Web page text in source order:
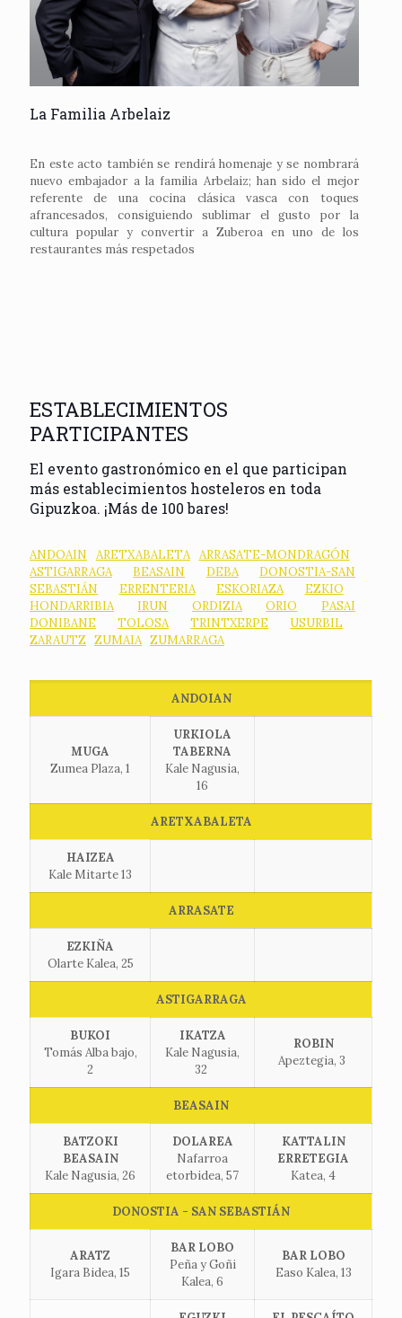
La Familia Arbelaiz
En este acto también se rendirá homenaje y se nombrará
nuevo embajador a la familia Arbelaiz; han sido el mejor
referente de una cocina clásica vasca con toques
afrancesados, consiguiendo sublimar el gusto por la
cultura popular y convertir a Zuberoa en uno de los
restaurantes más respetados
ESTABLECIMIENTOS
PARTICIPANTES
El evento gastronómico en el que participan
más establecimientos hosteleros en toda
Gipuzkoa. ¡Más de 100 bares!
ANDOAIN ARETXABALETA· ARRASATE-MONDRAGÓN
ASTIGARRAGA· BEASAIN DEBA· DONOSTIA-SAN
SEBASTIÁN
ERRENTERIA· ESKORIAZA· EZKIO
HONDARRIBIA· IRUN ORDIZIA·ORIO
PASAI
DONIBANE ·TOLOSA·TRINTXERPE USURBIL
ZARAUTZ ZUMAIA· ZUMARRAGA
ANDOIAN
MUGA
Zumea Plaza, 1
URKIOLA
TABERNA
Kale Nagusia,
16
ARETXABALETA
HAIZEA
Kale Mitarte 13
ARRASATE
EZKIÑA
Olarte Kalea, 25
ASTIGARRAGA
BUKOI
Tomás Alba bajo,
2
IKATZA
Kale Nagusia,
32
ROBIN
Apeztegia, 3
BEASAIN
BATZOKI
BEASAIN
Kale Nagusia, 26
DOLAREA
Nafarroa
etorbidea, 57
KATTALIN
ERRETEGIA
Katea, 4
DONOSTIA - SAN SEBASTIÁN
ARATZ
Igara Bidea, 15
BAR LOBO
Peña y Goñi
Kalea, 6
BAR LOBO
Easo Kalea, 13